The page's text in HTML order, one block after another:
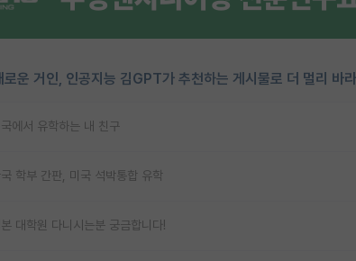
로운 거인, 인공지능 김GPT가 추천하는 게시물로 더 멀리 바
에서 유학하는 내 친구
국 학부 간판, 미국 석박통합 유학
대학원 다니시는분 궁금합니다!